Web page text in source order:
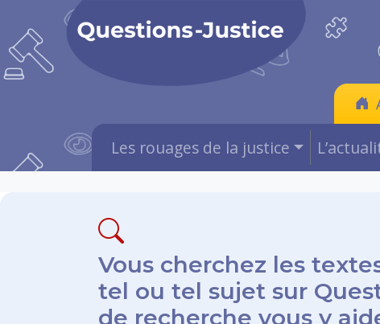
Les rouages de la justice
Vous cherchez les
tel ou tel sujet sur
de recherche vous y